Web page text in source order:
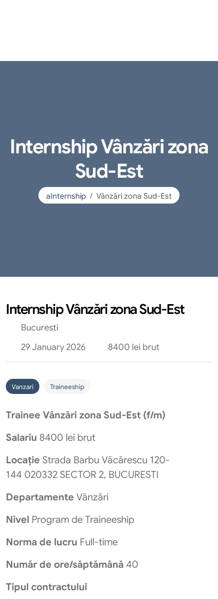
Internship Vânzări zona
Sud-Est
aInternship Vânzări zona Sud-Est
Internship Vânzări zona Sud-Est
Bucuresti
29 January 2026
8400 lei brut
Vanzari Traineeship
Trainee Vânzări zona Sud-Est (f/m)
Salariu 8400 lei brut
Locație Strada Barbu Văcărescu 120-
144 020332 SECTOR 2, BUCURESTI
Departamente Vânzări
Nivel Program de Traineeship
Norma de lucru Full-time
Număr de ore/săptămână 40
Tipul contractului